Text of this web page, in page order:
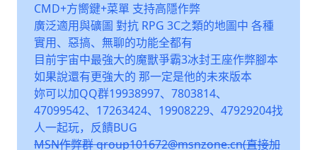
CMD+方嚮鍵+菜單 支持高隱作弊
廣泛適用與礦圖 對抗 RPG 3C之類的地圖中 各種
實用、惡搞、無聊的功能全都有
目前宇宙中最強大的魔獸爭霸3冰封王座作弊腳本
如果說還有更強大的 那一定是他的未來版本
妳可以加QQ群19938997、7803814、
47099542、17263424、19908229、47929204找
人一起玩，反饋BUG
MSN作弊群 group101672@msnzone.cn(直接加